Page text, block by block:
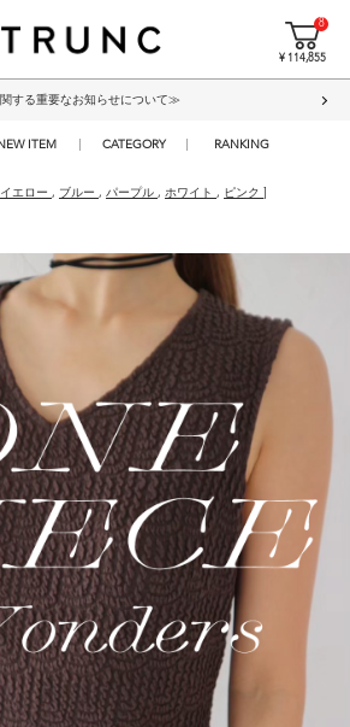
8
¥ 114,855
する重要なお知らせについて≫
ITEM CATEGORY RANKING
イエロー , ブルー , パープル , ホワイト , ピンク